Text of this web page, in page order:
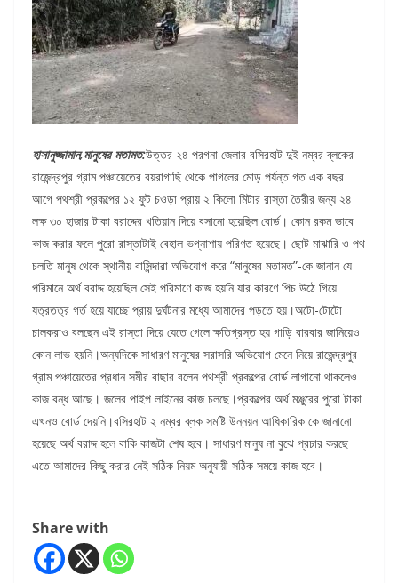
হাসানুজ্জামান,মানুষের মতামত:উত্তর ২৪ পরগনা জেলার বসিরহাট দুই নম্বর ব্লকের
রাজেন্দ্রপুর গ্রাম পঞ্চায়েতের বয়রাগাছি থেকে পাগলের মোড় পর্যন্ত গত এক বছর
আগে পথশ্রী প্রকল্পের ১২ ফুট চওড়া প্রায় ২ কিলো মিটার রাস্তা তৈরীর জন্য ২৪
লক্ষ ৩০ হাজার টাকা বরাদ্দের খতিয়ান দিয়ে বসানো হয়েছিল বোর্ড। কোন রকম ভাবে
কাজ করার ফলে পুরো রাস্তাটাই বেহাল ভগ্নাশায় পরিণত হয়েছে। ছোট মাঝারি ও পথ
চলতি মানুষ থেকে স্থানীয় বাসিন্দারা অভিযোগ করে “মানুষের মতামত”-কে জানান যে
পরিমানে অর্থ বরাদ্দ হয়েছিল সেই পরিমাণে কাজ হয়নি যার কারণে পিচ উঠে গিয়ে
যত্রতত্র গর্ত হয়ে যাচ্ছে প্রায় দুর্ঘটনার মধ্যে আমাদের পড়তে হয়।অটো-টোটো
চালকরাও বলছেন এই রাস্তা দিয়ে যেতে গেলে ক্ষতিগ্রস্ত হয় গাড়ি বারবার জানিয়েও
কোন লাভ হয়নি।অন্যদিকে সাধারণ মানুষের সরাসরি অভিযোগ মেনে নিয়ে রাজেন্দ্রপুর
গ্রাম পঞ্চায়েতের প্রধান সমীর বাছার বলেন পথশ্রী প্রকল্পের বোর্ড লাগানো থাকলেও
কাজ বন্ধ আছে। জলের পাইপ লাইনের কাজ চলছে।প্রকল্পের অর্থ মঞ্জুরের পুরো টাকা
এখনও বোর্ড দেয়নি।বসিরহাট ২ নম্বর ব্লক সমষ্টি উন্নয়ন আধিকারিক কে জানানো
হয়েছে অর্থ বরাদ্দ হলে বাকি কাজটা শেষ হবে। সাধারণ মানুষ না বুঝে প্রচার করছে
এতে আমাদের কিছু করার নেই সঠিক নিয়ম অনুযায়ী সঠিক সময়ে কাজ হবে।
Share with